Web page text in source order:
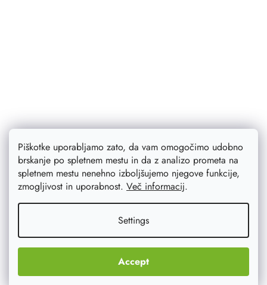
Piškotke uporabljamo zato, da vam omogočimo udobno
brskanje po spletnem mestu in da z analizo prometa na
spletnem mestu nenehno izboljšujemo njegove funkcije,
zmogljivost in uporabnost. Več informacij.
Settings
Accept